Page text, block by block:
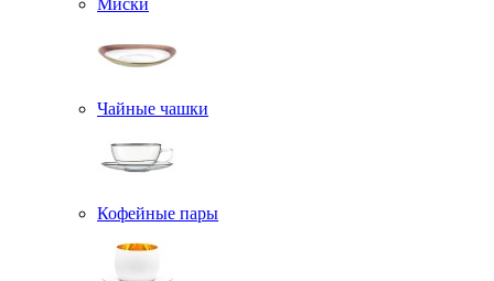
Чайные чашки
Кофейные пары